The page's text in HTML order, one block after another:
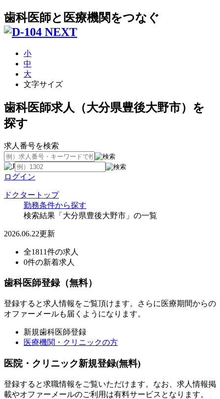
歯科医師と医療機関をつなぐ
小
中
大
文字サイズ
歯科医師求人（大分県豊後大野市）を
探す
求人番号を検索
ログイン
ドクタートップ
勤務条件から探す
検索結果「大分県豊後大野市」の一覧
2026.06.22更新
全1811件の求人
0件の新着求人
歯科医師登録（無料）
登録すると求人情報をご覧頂けます。さらに医療期間からの
オファーメールも届くようになります。
新規歯科医師登録
医療機関・クリニックの方
医院・クリニック新規登録(無料)
登録すると求職情報をご覧いただけます。なお、求人情報掲
載やオファーメールのご利用は有料サービスとなります。